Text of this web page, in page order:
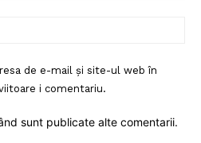
de e-mail și site-ul web în
i comentariu.
sunt publicate alte comentarii.